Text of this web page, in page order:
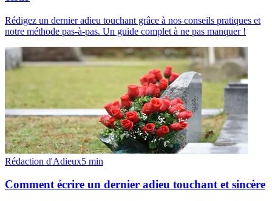
Rédigez un dernier adieu touchant grâce à nos conseils pratiques et
notre méthode pas-à-pas. Un guide complet à ne pas manquer !
Rédaction d'Adieux5 min
Comment écrire un dernier adieu touchant et sincère